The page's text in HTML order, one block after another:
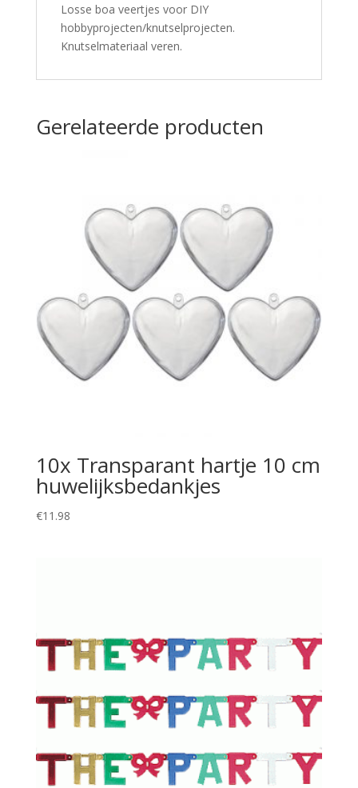
Losse boa veertjes voor DIY
hobbyprojecten/knutselprojecten.
Knutselmateriaal veren.
Gerelateerde producten
10x Transparant hartje 10 cm
huwelijksbedankjes
€11.98